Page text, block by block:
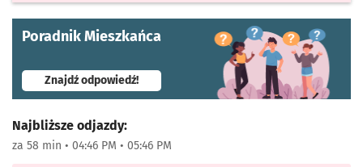
Poradnik Mieszkańca
Znajdź odpowiedź!- otworzy się w nowej karcie
Najbliższe odjazdy:
za 58 min • 04:46 PM • 05:46 PM